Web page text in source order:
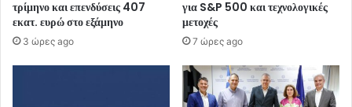
τρίμηνο και επενδύσεις 407
εκατ. ευρώ στο εξάμηνο
3 ώρες ago
για S&P 500 και τεχνολογικές
μετοχές
7 ώρες ago